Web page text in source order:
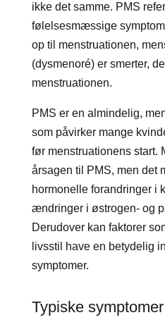
ikke det samme. PMS
følelsesmæssige
op til menstruationen,
(dysmenoré) er smerter,
menstruationen.
PMS er en almindelig,
som påvirker mange
før menstruationens start.
årsagen til PMS, men det
hormonelle forandringer i
ændringer i østrogen- og
Derudover kan faktorer
livsstil have en betydelig
symptomer.
Typiske